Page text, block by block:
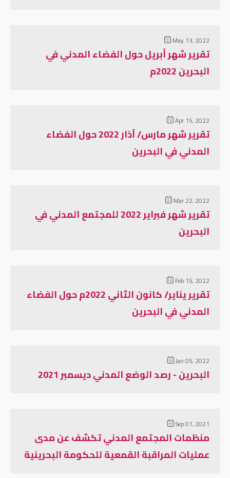
May 13, 2022
تقرير شهر أبريل حول الفضاء المدني في
البحرين 2022م
Apr 15, 2022
تقرير شهر مارس/ آذار 2022 حول الفضاء
المدني في البحرين
Mar 22, 2022
تقرير شهر فبراير 2022 للمجتمع المدني في
البحرين
Feb 15, 2022
تقرير يناير/ كانون الثاني 2022م حول الفضاء
المدني في البحرين
Jan 05, 2022
البحرين - رصد الوضع المدني ديسمبر 2021
Sep 01, 2021
منظمات المجتمع المدني تكشف عن مدى
عمليات المراقبة القمعية للحكومة البحرينية